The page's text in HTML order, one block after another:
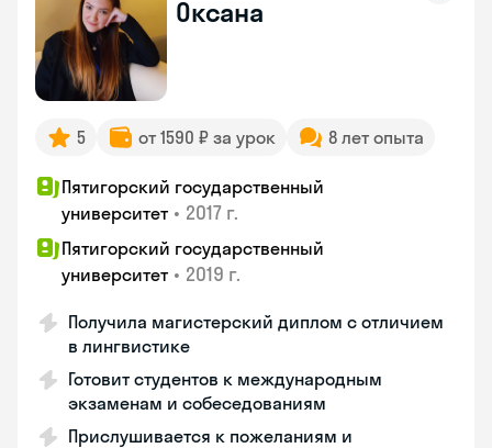
Оксана
5 от 1590 ₽ за урок 8 лет опыта
Пятигорский государственный
университет • 2017 г.
Пятигорский государственный
университет • 2019 г.
Получила магистерский диплом с отличием
в лингвистике
Готовит студентов к международным
экзаменам и собеседованиям
Прислушивается к пожеланиям и